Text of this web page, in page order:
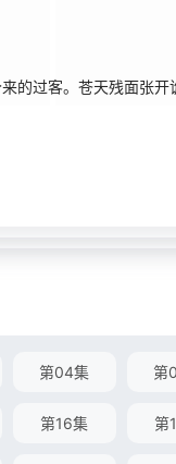
过客。苍天残面张开
第04集 第
第16集 第